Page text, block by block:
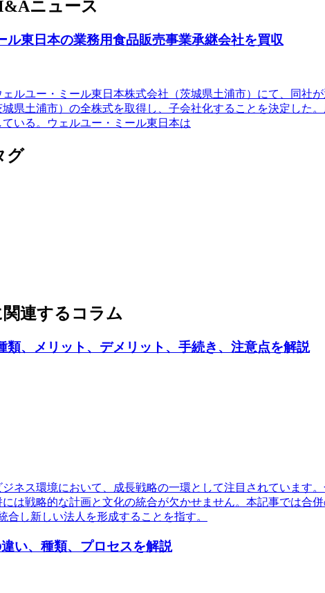
ニュース
ル東日本の業務用食品販売事業承継会社を買収
ルユー・ミール東日本株式会社（茨城県土浦市）にて、同
県土浦市）の全株式を取得し、子会社化することを決定し
いる。ウェルユー・ミール東日本は
グ
関連するコラム
類、メリット、デメリット、手続き、注意点を解説
ネス環境において、成長戦略の一環として注目されていま
は戦略的な計画と文化の統合が欠かせません。本記事では合
合し新しい法人を形成することを指す。
い、種類、プロセスを解説